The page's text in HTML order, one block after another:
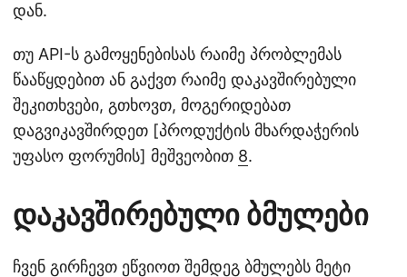
დან.
თუ API-ს გამოყენებისას რაიმე პრობლემას
წააწყდებით ან გაქვთ რაიმე დაკავშირებული
შეკითხვები, გთხოვთ, მოგერიდებათ
დაგვიკავშირდეთ [პროდუქტის მხარდაჭერის
უფასო ფორუმის] მეშვეობით 8.
დაკავშირებული ბმულები
ჩვენ გირჩევთ ეწვიოთ შემდეგ ბმულებს მეტი